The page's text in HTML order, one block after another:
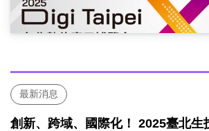
最新消息
創新、跨域、國際化！ 2025臺北生